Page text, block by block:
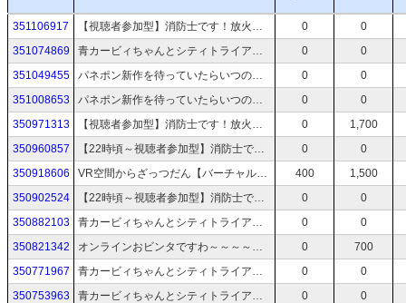
351106917 【視聴者参加型】消防士です！放火なんてしていませんな人狼型マルチACT！【OCTOPinbs】 0
0
351074869
青カービィちゃんとシティトライアルレインボーめざしたりする！！！！！【カービィのエアライダー】 0
0
351049455
パネポン新作を待っていたらいつのまにかGBA版が遊べるようになっていた【Dr. MARIO & パネルでポン】 0
0
351008653
パネポン新作を待っていたらいつのまにかGBA版が遊べるようになっていた【Dr. MARIO & パネルでポン】 0
0
350971313
【視聴者参加型】消防士です！放火なんてしていませんな人狼型マルチACT！【OCTOPinbs】 0
1,700
350960857
【22時頃～視聴者参加型】消防士です！放火なんてしていませんな人狼型マルチACT！【OCTOPinbs】 0
0
350918606
VR空間からざっつだん【バーチャルキャスト】 400
1,500
350902524
【22時頃～視聴者参加型】消防士です！放火なんてしていませんな人狼型マルチACT！【OCTOPinbs】 0
0
350882103
青カービィちゃんとシティトライアルレインボーめざしたりする！！！！！【カービィのエアライダー】 0
0
350821342
オンラインおビンタですわ～～～～～！！！！！【薔薇と椿 〜お豪華絢爛版〜】 0
700
350771967
青カービィちゃんとシティトライアルレインボーめざしたりする！！！！！【カービィのエアライダー】 0
0
350753963
青カービィちゃんとシティトライアルレインボーめざしたりする！！！！！【カービィのエアライダー】 0
0